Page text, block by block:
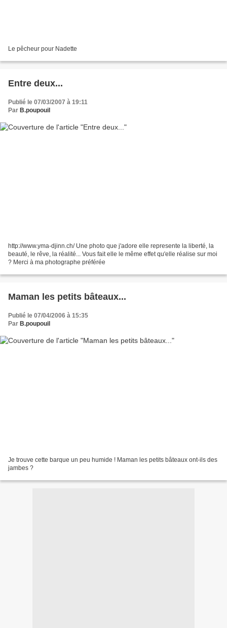
Le pêcheur pour Nadette
Entre deux...
Publié le 07/03/2007 à 19:11
Par B.poupouil
http://www.yma-djinn.ch/ Une photo que j'adore elle represente la liberté, la
beauté, le rêve, la réalité... Vous fait elle le même effet qu'elle réalise sur moi
? Merci à ma photographe préférée
Maman les petits bâteaux...
Publié le 07/04/2006 à 15:35
Par B.poupouil
Je trouve cette barque un peu humide ! Maman les petits bâteaux ont-ils des
jambes ?